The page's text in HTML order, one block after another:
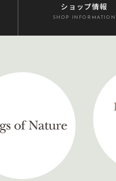
ショップ情報
SHOP INFORMATION